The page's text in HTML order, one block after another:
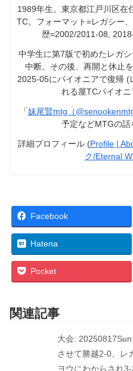
1989年生。東京都江戸川区在
TC。フォーマット=レガシー
歴=2002/2011-08,
中学生に第7版で初めたレガ
中断。その後、再開と休止
2025-05にパイオニアで復帰
れる屋TCパイオニ
「妹尾賢mtg（
予定などMTGの話
詳細プロフィール (Profile |
ク/Eternal
Facebook
Hatena
Pocket
関連記事
大会:
させて勝越2-0、レ
ヨウにわからされ